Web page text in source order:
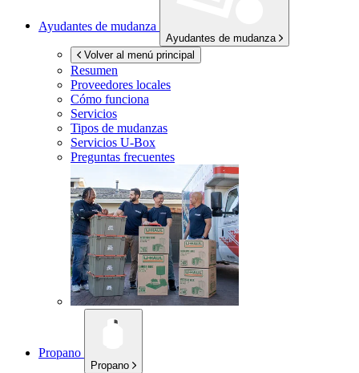
Ayudantes de mudanza
Ayudantes de mudanza
Volver al menú principal
Resumen
Proveedores locales
Cómo funciona
Servicios
Tipos de mudanzas
Servicios U-Box
Preguntas frecuentes
Propano
Propano